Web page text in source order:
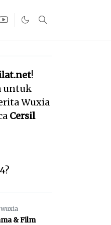
!
untuk
Wuxia
Cersil
& Film